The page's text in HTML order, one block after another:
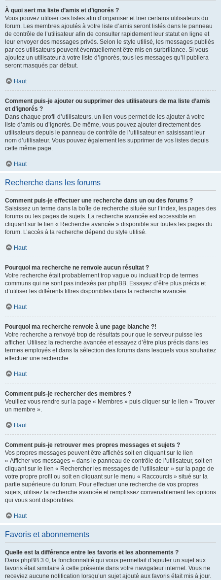
À quoi sert ma liste d’amis et d’ignorés ?
Vous pouvez utiliser ces listes afin d’organiser et trier certains utilisateurs du
forum. Les membres ajoutés à votre liste d’amis seront listés dans le panneau
de contrôle de l’utilisateur afin de consulter rapidement leur statut en ligne et
leur envoyer des messages privés. Selon le style utilisé, les messages publiés
par ces utilisateurs peuvent éventuellement être mis en surbrillance. Si vous
ajoutez un utilisateur à votre liste d’ignorés, tous les messages qu’il publiera
seront masqués par défaut.
Haut
Comment puis-je ajouter ou supprimer des utilisateurs de ma liste d’amis
et d’ignorés ?
Dans chaque profil d’utilisateurs, un lien vous permet de les ajouter à votre
liste d’amis ou d’ignorés. De même, vous pouvez ajouter directement des
utilisateurs depuis le panneau de contrôle de l’utilisateur en saisissant leur
nom d’utilisateur. Vous pouvez également les supprimer de vos listes depuis
cette même page.
Haut
Recherche dans les forums
Comment puis-je effectuer une recherche dans un ou des forums ?
Saisissez un terme dans la boîte de recherche située sur l’index, les pages des
forums ou les pages de sujets. La recherche avancée est accessible en
cliquant sur le lien « Recherche avancée » disponible sur toutes les pages du
forum. L’accès à la recherche dépend du style utilisé.
Haut
Pourquoi ma recherche ne renvoie aucun résultat ?
Votre recherche était probablement trop vague ou incluait trop de termes
communs qui ne sont pas indexés par phpBB. Essayez d’être plus précis et
d’utiliser les différents filtres disponibles dans la recherche avancée.
Haut
Pourquoi ma recherche renvoie à une page blanche ?!
Votre recherche a renvoyé trop de résultats pour que le serveur puisse les
afficher. Utilisez la recherche avancée et essayez d’être plus précis dans les
termes employés et dans la sélection des forums dans lesquels vous souhaitez
effectuer une recherche.
Haut
Comment puis-je rechercher des membres ?
Veuillez vous rendre sur la page « Membres » puis cliquer sur le lien « Trouver
un membre ».
Haut
Comment puis-je retrouver mes propres messages et sujets ?
Vos propres messages peuvent être affichés soit en cliquant sur le lien
« Afficher vos messages » dans le panneau de contrôle de l’utilisateur, soit en
cliquant sur le lien « Rechercher les messages de l’utilisateur » sur la page de
votre propre profil ou soit en cliquant sur le menu « Raccourcis » situé sur la
partie supérieure du forum. Pour effectuer une recherche de vos propres
sujets, utilisez la recherche avancée et remplissez convenablement les options
qui vous sont disponibles.
Haut
Favoris et abonnements
Quelle est la différence entre les favoris et les abonnements ?
Dans phpBB 3.0, la fonctionnalité qui vous permettait d’ajouter un sujet aux
favoris était similaire à celle présente dans votre navigateur internet. Vous ne
receviez aucune notification lorsqu’un sujet ajouté aux favoris était mis à jour.